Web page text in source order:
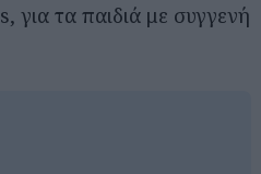
τα παιδιά με συγγενή